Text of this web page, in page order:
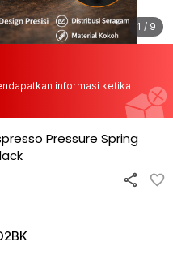
1 / 9
informasi ketika
Pressure Spring